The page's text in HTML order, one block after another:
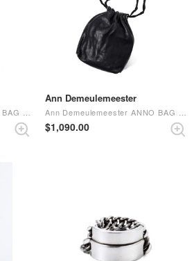
Ann Demeulemeester
$‌1,090.00